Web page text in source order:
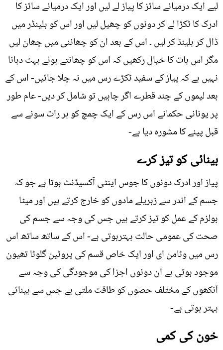
لیے ایک درمیانے سائز کا پیاز لے لیں اور ایک درمیانے سائز کا
ادرک کا ٹکڑا لے کر دونوں کو چھیل لیں اور اس کو بلینڈر میں
ڈال کر بلینڈ کر لیں ۔ اس کے بعد ان کو چھاننی میں چھان لیں
مگر اس بات کا خیال رکھیں کہ اس کو چھانتے ہوئے بہت دبانا
نہیں ہے کہ پیاز کے سفید ٹکڑے رس میں نہ چلا جائیں- اس کے
بعد لیموں کے چند قطرے اگر چاہیں تو شامل کر دیں- عام طور
پر یونانی حکمانے اس رس کے ایک چمچ کو ہر رات سونے سے
قبل پینے کا مشورہ دیا ہے-
بینائی کو تیز کرے
پیاز اور ادرک دونوں کا جوس اینٹی آکسیڈنٹ ہوتا ہے جو کہ
جسم کے اندر سے زہریلے مادوں کو خارج کرتے ہیں اور میٹا
بولزم کے عمل کو تیز کرتے ہیں جس کی وجہ سے جسم کی
صحت کی عمومی حالت بہترہوتی ہے- اس کے ساتھ ساتھ اس
رس میں وٹامن ای اور ایک خاص قسم کی پروٹین گلوٹا تھیون
موجود ہوتی ہے ان دونوں اجزا کی موجودگی کی وجہ سے
آنکھوں کے مختلف حصوں کو طاقت ملتی ہے جس سے بینائی
بہتر ہوتی ہے-
خون کی کمی